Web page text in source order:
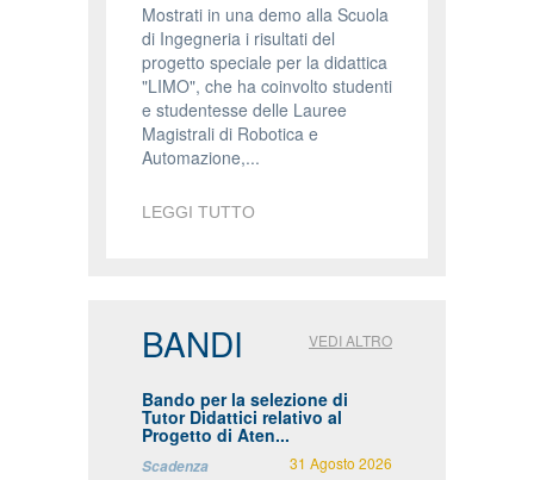
Mostrati in una demo alla Scuola
di Ingegneria i risultati del
progetto speciale per la didattica
"LIMO", che ha coinvolto studenti
e studentesse delle Lauree
Magistrali di Robotica e
Automazione,...
LEGGI TUTTO
BANDI VEDI ALTRO
Bando per la selezione di
Tutor Didattici relativo al
Progetto di Aten...
Scadenza 31 Agosto 2026